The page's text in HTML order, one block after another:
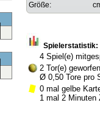
Größe:
Spielerstatistik:
4 Spiel(e)
2 Tor(e) geworfen
Ø 0,50 Tore pro
0 mal gelbe
1 mal 2 Minuten